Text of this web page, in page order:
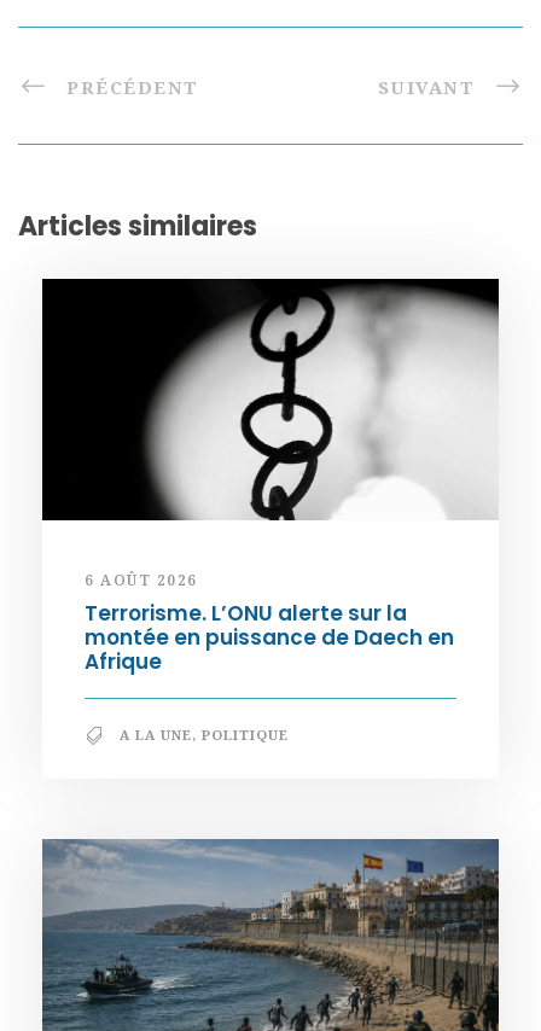
PRÉCÉDENT SUIVANT
Articles similaires
6 AOÛT 2026
Terrorisme. L’ONU alerte sur la
montée en puissance de Daech en
Afrique
A LA UNE, POLITIQUE